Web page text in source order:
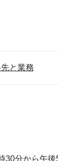
と業務
30分から午後